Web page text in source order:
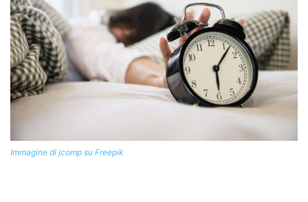
Immagine di jcomp su Freepik